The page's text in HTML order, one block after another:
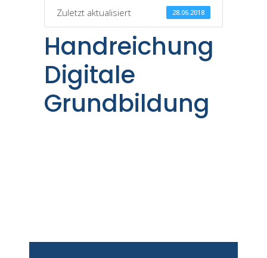
Zuletzt aktualisiert 28.06.2018
Handreichung
Digitale
Grundbildung